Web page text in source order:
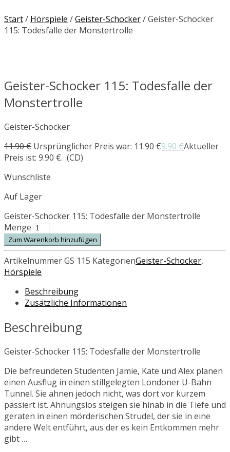
Start/ Hörspiele /Geister-Schocker/ Geister-Schocker
115: Todesfalle der Monstertrolle
Geister-Schocker 115: Todesfalle der
Monstertrolle
Geister-Schocker
11.90€ Ursprünglicher Preis war: 11.90 €9.90 €Aktueller
Preis ist: 9.90 €. (CD)
Wunschliste
Auf Lager
Geister-Schocker 115: Todesfalle der Monstertrolle
Menge
Zum Warenkorb hinzufügen
ArtikelnummerGS 115 KategorienGeister-Schocker,
Hörspiele
Beschreibung
Zusätzliche Informationen
Beschreibung
Geister-Schocker 115: Todesfalle der Monstertrolle
Die befreundeten Studenten Jamie, Kate und Alex planen
einen Ausflug in einen stillgelegten Londoner U-Bahn
Tunnel. Sie ahnen jedoch nicht, was dort vor kurzem
passiert ist. Ahnungslos steigen sie hinab in die Tiefe und
geraten in einen mörderischen Strudel, der sie in eine
andere Welt entführt, aus der es kein Entkommen mehr
gibt …